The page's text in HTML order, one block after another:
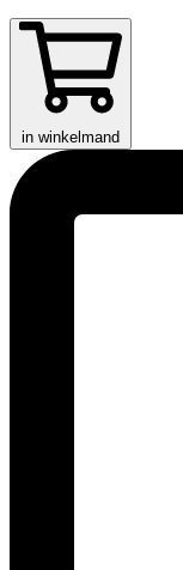
in winkelmand